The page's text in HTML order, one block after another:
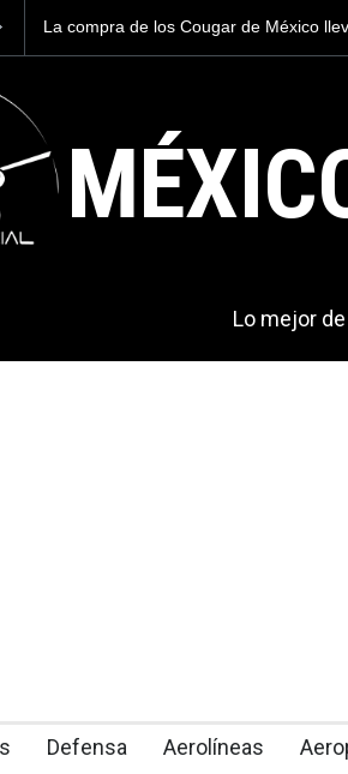
Honduras recibe el TP-75 Dulus en el
Lo mejor
Defensa Aerolíneas